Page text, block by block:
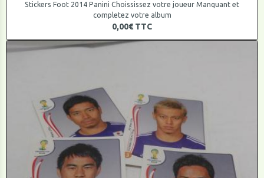
Stickers Foot 2014 Panini Choississez votre joueur Manquant et
completez votre album
0,00€ TTC